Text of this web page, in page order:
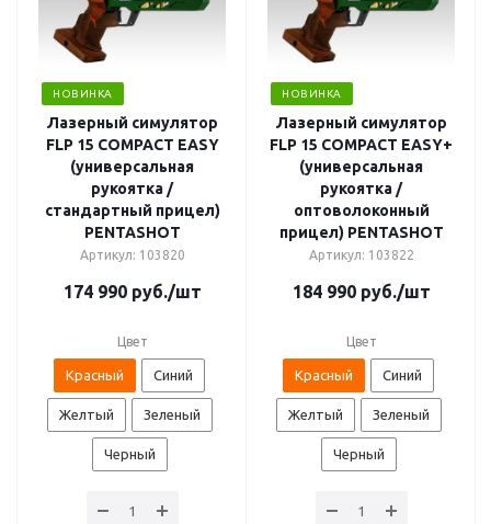
НОВИНКА
Лазерный симулятор
FLP 15 COMPACT EASY
(универсальная
рукоятка /
стандартный прицел)
PENTASHOT
Артикул: 103820
174 990руб./шт
Цвет
Красный Синий
Желтый Зеленый
Черный
НОВИНКА
Лазерный симулятор
FLP 15 COMPACT EASY+
(универсальная
рукоятка /
оптоволоконный
прицел) PENTASHOT
Артикул: 103822
184 990руб./шт
Цвет
Красный Синий
Желтый Зеленый
Черный